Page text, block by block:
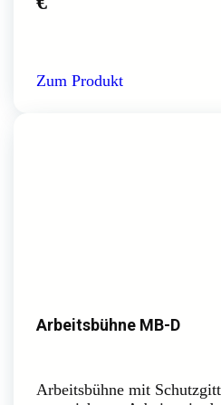
Zum Produkt
Arbeitsbühne MB-D
Arbeitsbühne mit